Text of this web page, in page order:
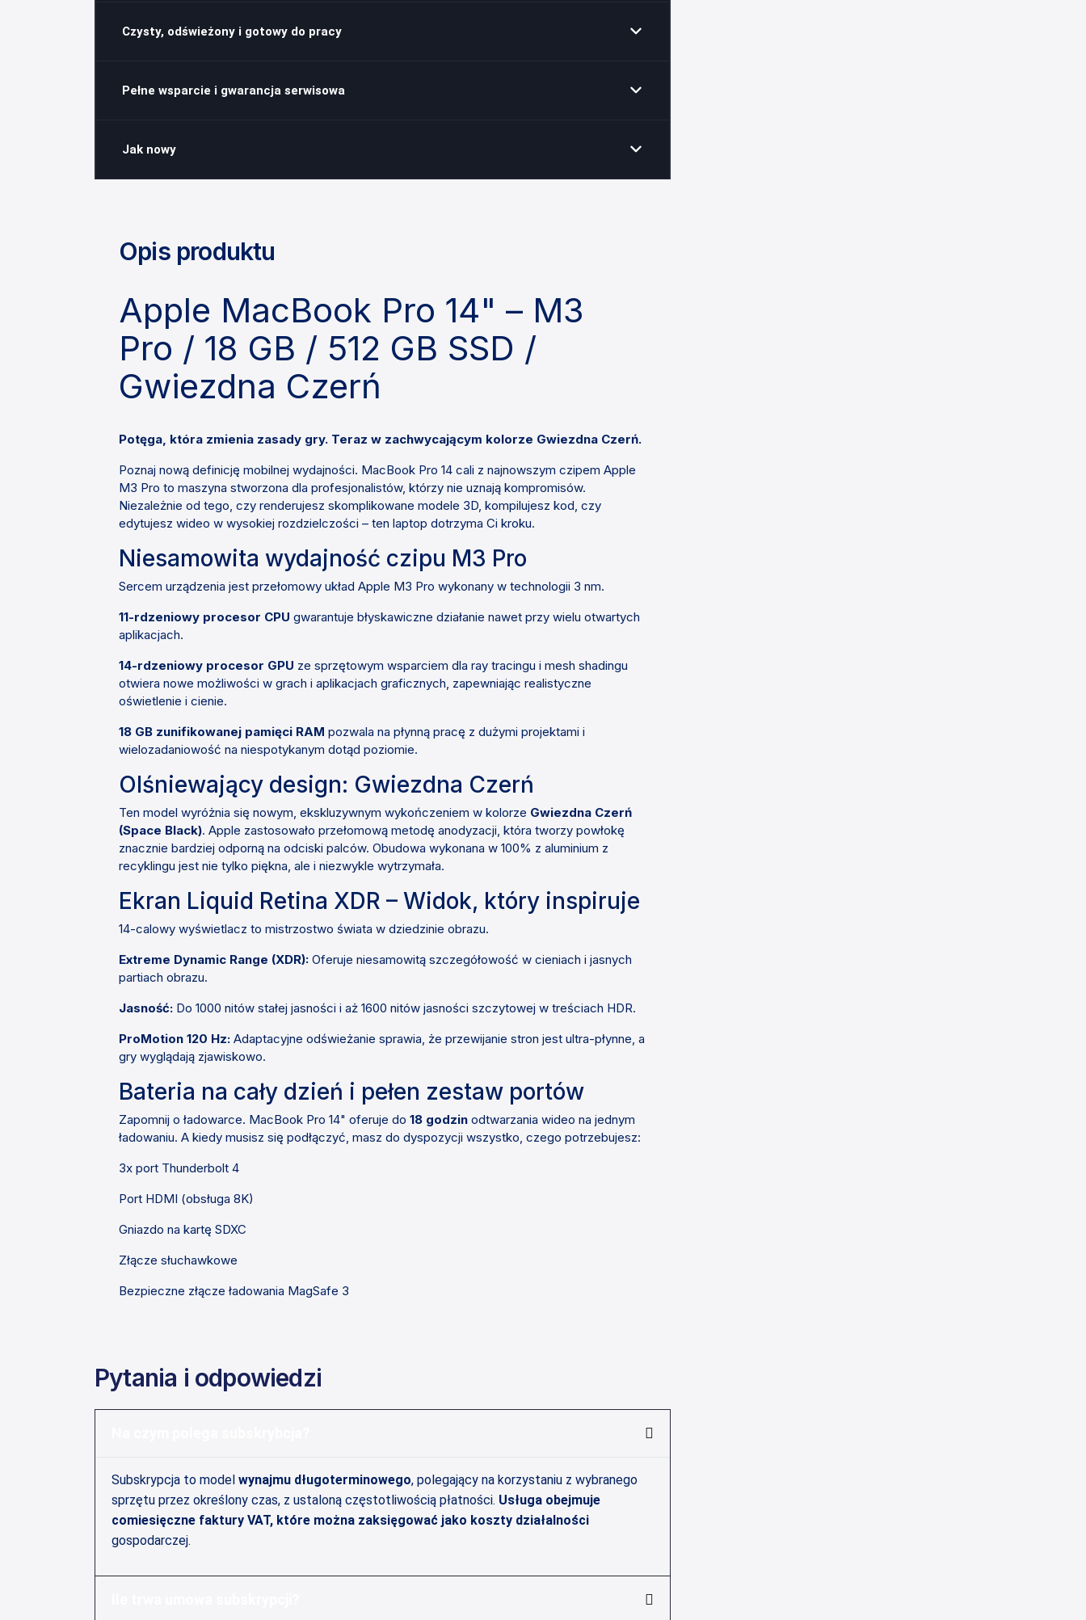
Czysty, odświeżony i gotowy do pracy
Pełne wsparcie i gwarancja serwisowa
Jak nowy
Opis produktu
Apple MacBook Pro 14" – M3
Pro / 18 GB / 512 GB SSD /
Gwiezdna Czerń
Potęga, która zmienia zasady gry. Teraz w zachwycającym kolorze Gwiezdna Czerń.
Poznaj nową definicję mobilnej wydajności. MacBook Pro 14 cali z najnowszym czipem Apple
M3 Pro to maszyna stworzona dla profesjonalistów, którzy nie uznają kompromisów.
Niezależnie od tego, czy renderujesz skomplikowane modele 3D, kompilujesz kod, czy
edytujesz wideo w wysokiej rozdzielczości – ten laptop dotrzyma Ci kroku.
Niesamowita wydajność czipu M3 Pro
Sercem urządzenia jest przełomowy układ Apple M3 Pro wykonany w technologii 3 nm.
11-rdzeniowy procesor CPU gwarantuje błyskawiczne działanie nawet przy wielu otwartych
aplikacjach.
14-rdzeniowy procesor GPU ze sprzętowym wsparciem dla ray tracingu i mesh shadingu
otwiera nowe możliwości w grach i aplikacjach graficznych, zapewniając realistyczne
oświetlenie i cienie.
18 GB zunifikowanej pamięci RAM pozwala na płynną pracę z dużymi projektami i
wielozadaniowość na niespotykanym dotąd poziomie.
Olśniewający design: Gwiezdna Czerń
Ten model wyróżnia się nowym, ekskluzywnym wykończeniem w kolorze Gwiezdna Czerń
(Space Black). Apple zastosowało przełomową metodę anodyzacji, która tworzy powłokę
znacznie bardziej odporną na odciski palców. Obudowa wykonana w 100% z aluminium z
recyklingu jest nie tylko piękna, ale i niezwykle wytrzymała.
Ekran Liquid Retina XDR – Widok, który inspiruje
14-calowy wyświetlacz to mistrzostwo świata w dziedzinie obrazu.
Extreme Dynamic Range (XDR): Oferuje niesamowitą szczegółowość w cieniach i jasnych
partiach obrazu.
Jasność: Do 1000 nitów stałej jasności i aż 1600 nitów jasności szczytowej w treściach HDR.
ProMotion 120 Hz: Adaptacyjne odświeżanie sprawia, że przewijanie stron jest ultra-płynne, a
gry wyglądają zjawiskowo.
Bateria na cały dzień i pełen zestaw portów
Zapomnij o ładowarce. MacBook Pro 14" oferuje do 18 godzin odtwarzania wideo na jednym
ładowaniu. A kiedy musisz się podłączyć, masz do dyspozycji wszystko, czego potrzebujesz:
3x port Thunderbolt 4
Port HDMI (obsługa 8K)
Gniazdo na kartę SDXC
Złącze słuchawkowe
Bezpieczne złącze ładowania MagSafe 3
Pytania i odpowiedzi
Subskrypcja to model wynajmu długoterminowego, polegający na korzystaniu z wybranego
sprzętu przez określony czas, z ustaloną częstotliwością płatności. Usługa obejmuje
comiesięczne faktury VAT, które można zaksięgować jako koszty działalności
gospodarczej.